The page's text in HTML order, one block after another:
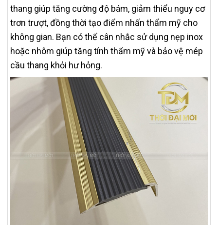
thang giúp tăng cường độ bám, giảm thiểu nguy cơ
trơn trượt, đồng thời tạo điểm nhấn thẩm mỹ cho
không gian. Bạn có thể cân nhắc sử dụng nẹp inox
hoặc nhôm giúp tăng tính thẩm mỹ và bảo vệ mép
cầu thang khỏi hư hỏng.